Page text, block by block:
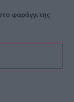
φαράγγι της